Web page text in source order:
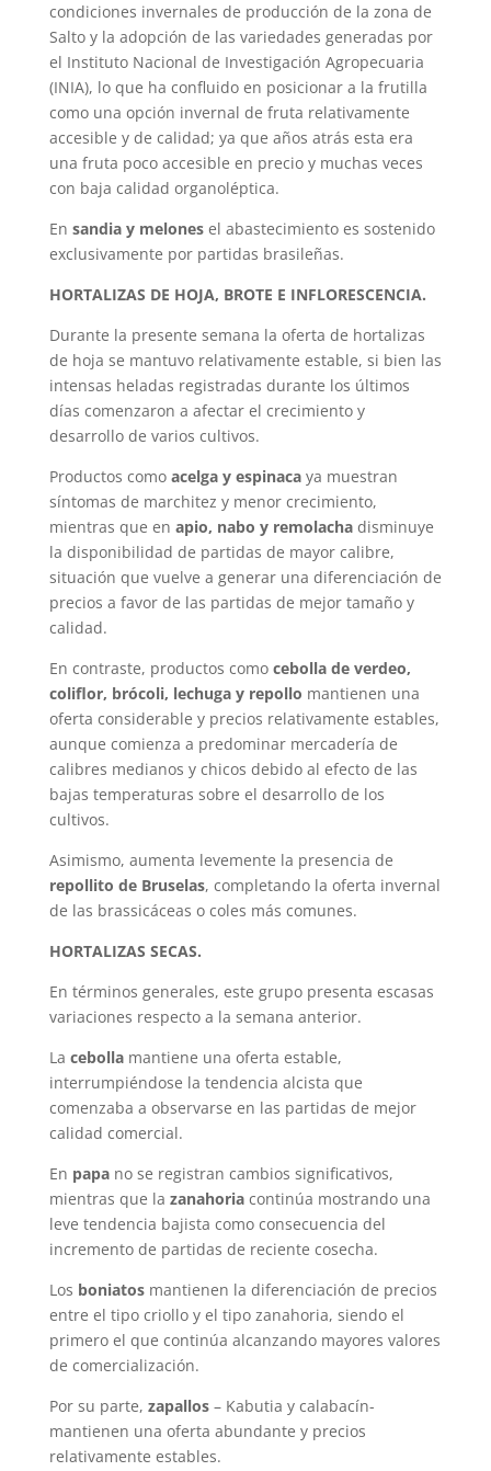
condiciones invernales de producción de la zona de
Salto y la adopción de las variedades generadas por
el Instituto Nacional de Investigación Agropecuaria
(INIA), lo que ha confluido en posicionar a la frutilla
como una opción invernal de fruta relativamente
accesible y de calidad; ya que años atrás esta era
una fruta poco accesible en precio y muchas veces
con baja calidad organoléptica.
En sandia y melonesel abastecimiento es sostenido
exclusivamente por partidas brasileñas.
HORTALIZAS DE HOJA, BROTE E INFLORESCENCIA.
Durante la presente semana la oferta de hortalizas
de hoja se mantuvo relativamente estable, si bien las
intensas heladas registradas durante los últimos
días comenzaron a afectar el crecimiento y
desarrollo de varios cultivos.
Productos como acelga y espinacaya muestran
síntomas de marchitez y menor crecimiento,
mientras que en apio, nabo y remolachadisminuye
la disponibilidad de partidas de mayor calibre,
situación que vuelve a generar una diferenciación de
precios a favor de las partidas de mejor tamaño y
calidad.
En contraste, productos como cebolla de verdeo,
coliflor, brócoli, lechuga y repollo mantienen una
oferta considerable y precios relativamente estables,
aunque comienza a predominar mercadería de
calibres medianos y chicos debido al efecto de las
bajas temperaturas sobre el desarrollo de los
cultivos.
Asimismo, aumenta levemente la presencia de
repollito de Bruselas, completando la oferta invernal
de las brassicáceas o coles más comunes.
HORTALIZAS SECAS.
En términos generales, este grupo presenta escasas
variaciones respecto a la semana anterior.
La cebollamantiene una oferta estable,
interrumpiéndose la tendencia alcista que
comenzaba a observarse en las partidas de mejor
calidad comercial.
En papa no se registran cambios significativos,
mientras que la zanahoriacontinúa mostrando una
leve tendencia bajista como consecuencia del
incremento de partidas de reciente cosecha.
Los boniatosmantienen la diferenciación de precios
entre el tipo criollo y el tipo zanahoria, siendo el
primero el que continúa alcanzando mayores valores
de comercialización.
Por su parte, zapallos– Kabutia y calabacín-
mantienen una oferta abundante y precios
relativamente estables.